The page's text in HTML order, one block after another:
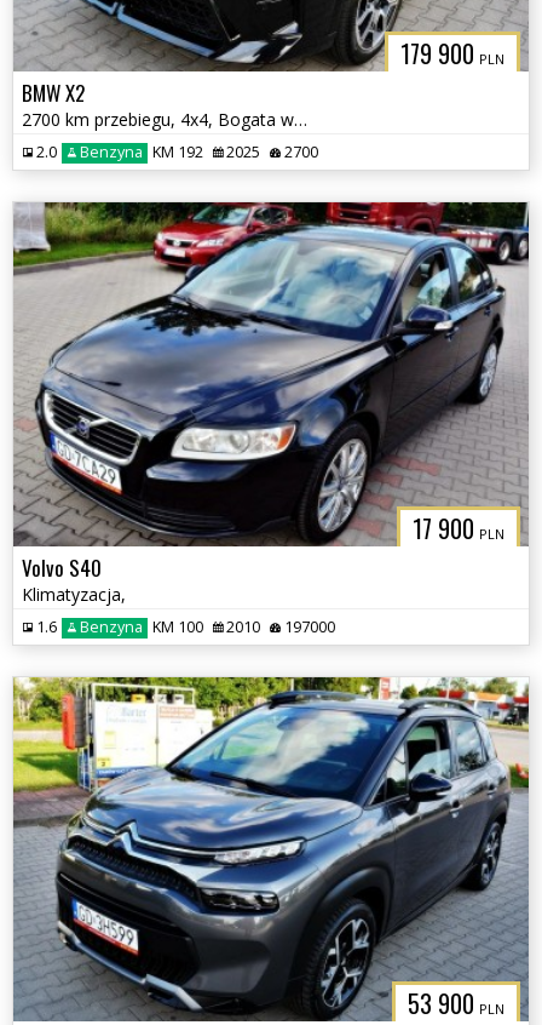
179 900 PLN
BMW X2
2700 km przebiegu, 4x4, Bogata wersja
2.0 Benzyna KM 192 2025 2700
17 900 PLN
Volvo S40
Klimatyzacja,
1.6 Benzyna KM 100 2010 197000
53 900 PLN